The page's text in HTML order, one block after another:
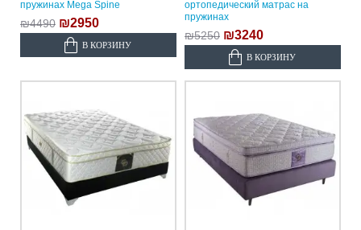
пружинах Mega Spine
₪4490 ₪2950
В КОРЗИНУ
ортопедический матрас на
пружинах
₪5250 ₪3240
В КОРЗИНУ